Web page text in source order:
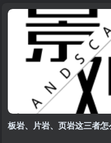
板岩、片岩、页岩这三者怎